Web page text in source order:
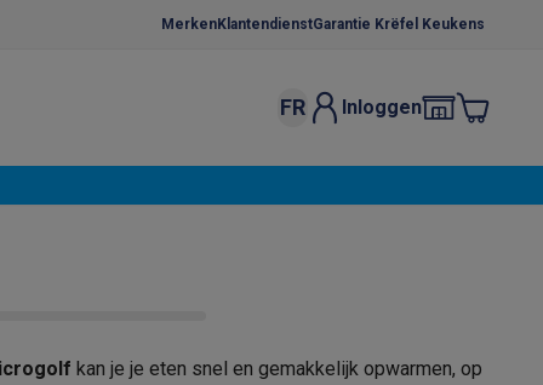
MerkenKlantendienstGarantie Krëfel Keukens
FR Inloggen
kan je je eten snel en gemakkelijk opwarmen, op